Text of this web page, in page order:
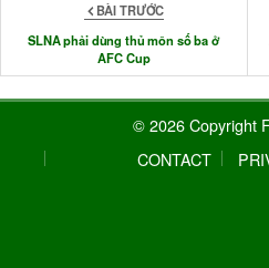
BÀI TRƯỚC
SLNA phải dùng thủ môn số ba ở
AFC Cup
© 2026 Copyright
CONTACT